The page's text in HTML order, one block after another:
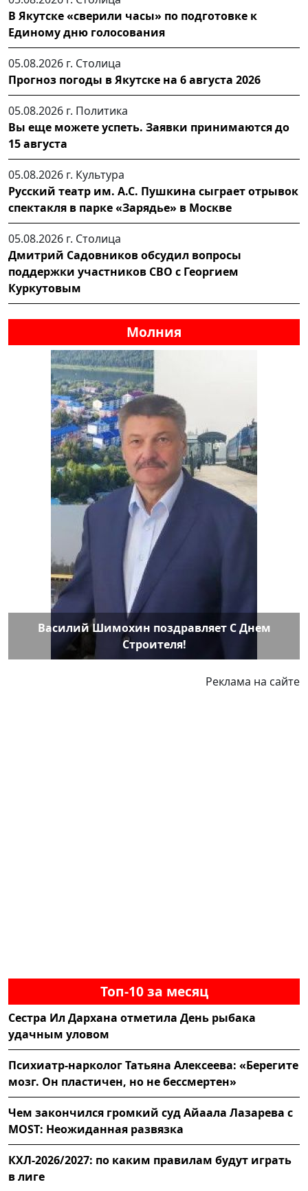
В Якутске «сверили часы» по подготовке к
Единому дню голосования
05.08.2026 г. Столица
Прогноз погоды в Якутске на 6 августа 2026
05.08.2026 г. Политика
Вы еще можете успеть. Заявки принимаются до
15 августа
05.08.2026 г. Культура
Русский театр им. А.С. Пушкина сыграет отрывок
спектакля в парке «Зарядье» в Москве
05.08.2026 г. Столица
Дмитрий Садовников обсудил вопросы
поддержки участников СВО с Георгием
Куркутовым
Молния
Василий Шимохин поздравляет С Днем
Строителя!
Реклама на сайте
Топ-10 за месяц
Сестра Ил Дархана отметила День рыбака
удачным уловом
Психиатр-нарколог Татьяна Алексеева: «Берегите
мозг. Он пластичен, но не бессмертен»
Чем закончился громкий суд Айаала Лазарева с
MOST: Неожиданная развязка
КХЛ-2026/2027: по каким правилам будут играть
в лиге